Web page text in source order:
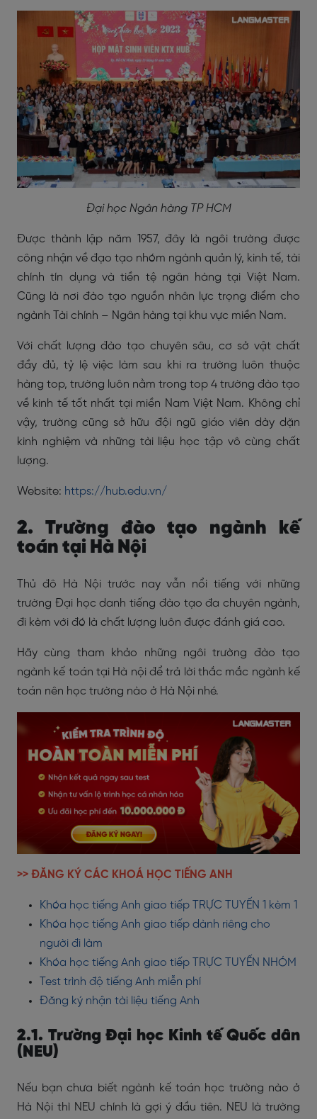
Đại học Ngân hàng TP HCM
Được thành lập năm 1957, đây là ngôi trường được
công nhận về đạo tạo nhóm ngành quản lý, kinh tế, tài
chính tín dụng và tiền tệ ngân hàng tại Việt Nam.
Cũng là nơi đào tạo nguồn nhân lực trọng điểm cho
ngành Tài chính – Ngân hàng tại khu vực miền Nam.
Với chất lượng đào tạo chuyên sâu, cơ sở vật chất
đầy đủ, tỷ lệ việc làm sau khi ra trường luôn thuộc
hàng top, trường luôn nằm trong top 4 trường đào tạo
về kinh tế tốt nhất tại miền Nam Việt Nam. Không chỉ
vậy, trường cũng sở hữu đội ngũ giáo viên dày dặn
kinh nghiệm và những tài liệu học tập vô cùng chất
lượng.
Website: https://hub.edu.vn/
2. Trường đào tạo ngành kế
toán tại Hà Nội
Thủ đô Hà Nội trước nay vẫn nổi tiếng với những
trường Đại học danh tiếng đào tạo đa chuyên ngành,
đi kèm với đó là chất lượng luôn được đánh giá cao.
Hãy cùng tham khảo những ngôi trường đào tạo
ngành kế toán tại Hà nội để trả lời thắc mắc ngành kế
toán nên học trường nào ở Hà Nội nhé.
>> ĐĂNG KÝ CÁC KHOÁ HỌC TIẾNG ANH
Khóa học tiếng Anh giao tiếp TRỰC TUYẾN 1 kèm 1
Khóa học tiếng Anh giao tiếp dành riêng cho
người đi làm
Khóa học tiếng Anh giao tiếp TRỰC TUYẾN NHÓM
Test trình độ tiếng Anh miễn phí
Đăng ký nhận tài liệu tiếng Anh
2.1. Trường Đại học Kinh tế Quốc dân
(NEU)
Nếu bạn chưa biết ngành kế toán học trường nào ở
Hà Nội thì NEU chính là gợi ý đầu tiên. NEU là trường